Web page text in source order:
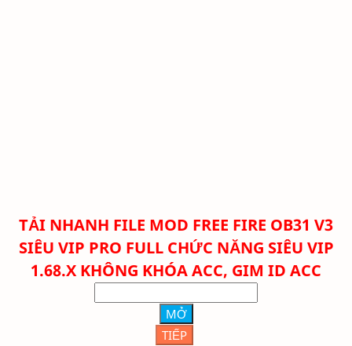
TẢI NHANH FILE MOD FREE FIRE OB31 V3
SIÊU VIP PRO FULL CHỨC NĂNG SIÊU VIP
1.68.X KHÔNG KHÓA ACC, GIM ID ACC
MỞ
TIẾP